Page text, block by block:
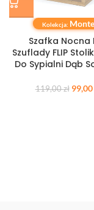
Kolekcja: Monte
Szafka Nocna
Szuflady FLIP
Do Sypialni Dąb
119,00zł 99,00